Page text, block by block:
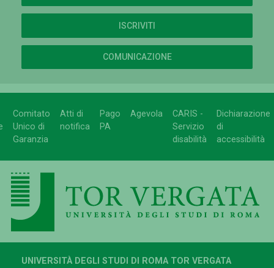
ISCRIVITI
COMUNICAZIONE
Comitato
Unico di
Garanzia
Atti di
notifica
Pago
PA
Agevola
CARIS -
Servizio
disabilità
Dichiarazione
di
accessibilità
UNIVERSITÀ DEGLI STUDI DI ROMA TOR VERGATA